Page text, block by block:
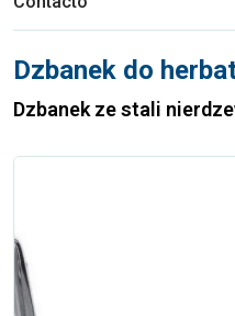
Dzbanek do
Dzbanek ze stali